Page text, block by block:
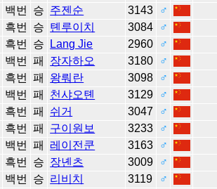
백번 승 주젠순 3143
♂
흑번 승 톈루이치 3084
♂
흑번 승 Lang Jie 2960
♂
백번 패 장자하오 3180
♂
흑번 패 왕뤄란 3098
♂
백번 패 천샤오톈 3129
♂
흑번 패 쉬거 3047
♂
흑번 패 구이원보 3233
♂
백번 패 레이전쿤 3163
♂
흑번 승 장녠츠 3009
♂
백번 승 리비치 3119
♂